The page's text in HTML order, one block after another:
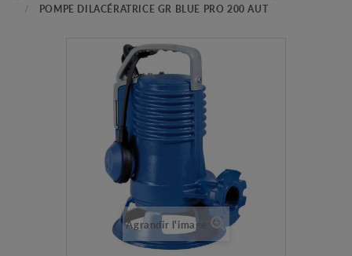
POMPE DILACÉRATRICE GR BLUE PRO 200 AUT
Agrandir l'image